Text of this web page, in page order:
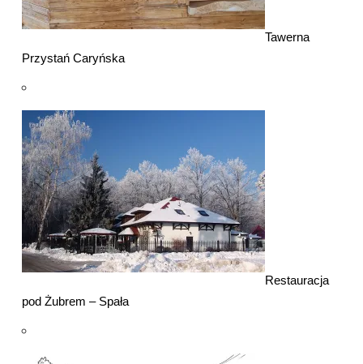
Tawerna
Przystań Caryńska
Restauracja
pod Żubrem – Spała